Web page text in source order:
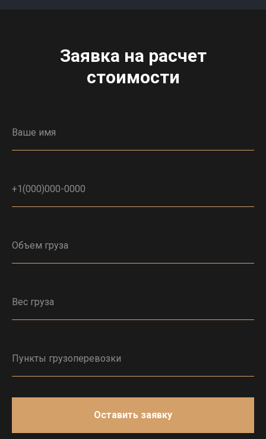
Заявка на расчет
стоимости
Оставить заявку